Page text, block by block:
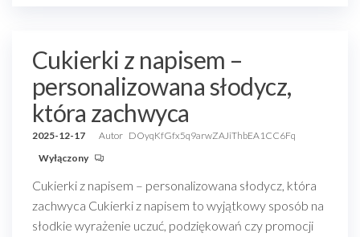
Cukierki z napisem –
personalizowana słodycz,
która zachwyca
2025-12-17 Autor DOyqKfGfx5q9arwZAJiThbEA1CC6Fq
Wyłączony
Cukierki z napisem – personalizowana słodycz, która
zachwyca Cukierki z napisem to wyjątkowy sposób na
słodkie wyrażenie uczuć, podziękowań czy promocji